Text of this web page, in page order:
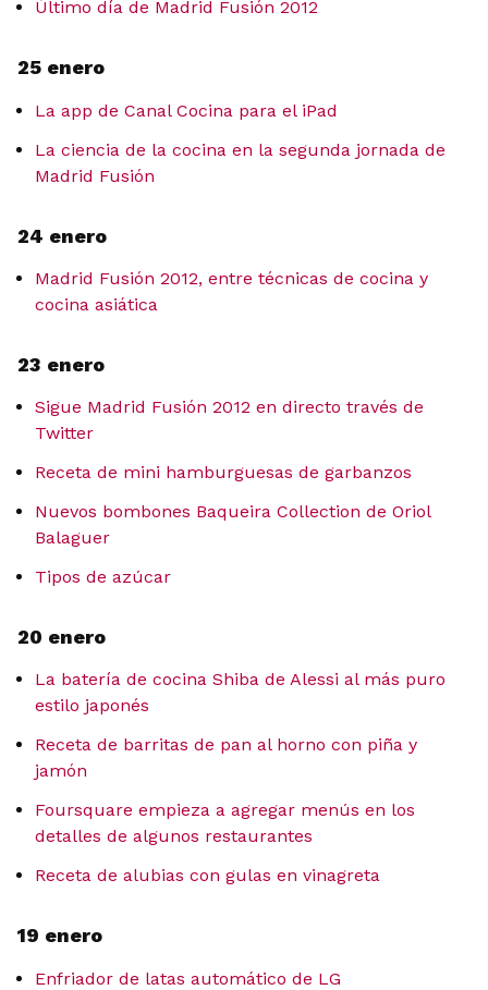
Último día de Madrid Fusión 2012
25 enero
La app de Canal Cocina para el iPad
La ciencia de la cocina en la segunda jornada de
Madrid Fusión
24 enero
Madrid Fusión 2012, entre técnicas de cocina y
cocina asiática
23 enero
Sigue Madrid Fusión 2012 en directo través de
Twitter
Receta de mini hamburguesas de garbanzos
Nuevos bombones Baqueira Collection de Oriol
Balaguer
Tipos de azúcar
20 enero
La batería de cocina Shiba de Alessi al más puro
estilo japonés
Receta de barritas de pan al horno con piña y
jamón
Foursquare empieza a agregar menús en los
detalles de algunos restaurantes
Receta de alubias con gulas en vinagreta
19 enero
Enfriador de latas automático de LG